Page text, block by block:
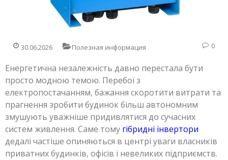
30.06.2026 Полезная информация 0
Енергетична незалежність давно перестала бути
просто модною темою. Перебої з
електропостачанням, бажання скоротити витрати та
прагнення зробити будинок більш автономним
змушують уважніше придивлятися до сучасних
систем живлення. Саме тому гібридні інвертори
дедалі частіше опиняються в центрі уваги власників
приватних будинків, офісів і невеликих підприємств.